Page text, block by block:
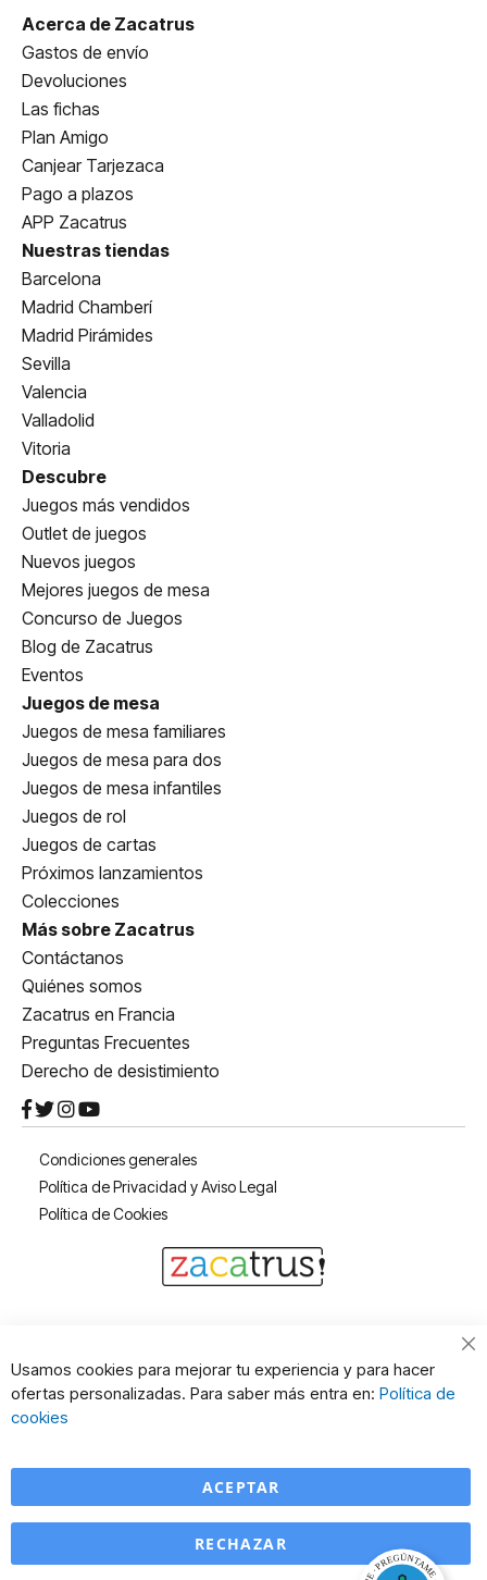
Acerca de Zacatrus
Gastos de envío
Devoluciones
Las fichas
Plan Amigo
Canjear Tarjezaca
Pago a plazos
APP Zacatrus
Nuestras tiendas
Barcelona
Madrid Chamberí
Madrid Pirámides
Sevilla
Valencia
Valladolid
Vitoria
Descubre
Juegos más vendidos
Outlet de juegos
Nuevos juegos
Mejores juegos de mesa
Concurso de Juegos
Blog de Zacatrus
Eventos
Juegos de mesa
Juegos de mesa familiares
Juegos de mesa para dos
Juegos de mesa infantiles
Juegos de rol
Juegos de cartas
Próximos lanzamientos
Colecciones
Más sobre Zacatrus
Contáctanos
Quiénes somos
Zacatrus en Francia
Preguntas Frecuentes
Derecho de desistimiento
Condiciones generales
Política de Privacidad y Aviso Legal
Política de Cookies
Usamos cookies para mejorar tu experiencia y para hacer
ofertas personalizadas. Para saber más entra en: Política de
cookies
ACEPTAR
RECHAZAR